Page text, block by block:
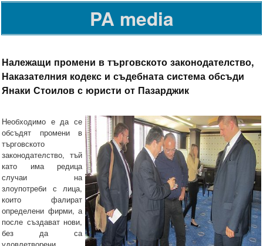
PA media
Належащи промени в търговското законодателство,
Наказателния кодекс и съдебната система обсъди
Янаки Стоилов с юристи от Пазарджик
Необходимо е да се
обсъдят промени в
търговското
законодателство, тъй
като има редица
случаи на
злоупотреби с лица,
които фалират
определени фирми, а
после създават нови,
без да са